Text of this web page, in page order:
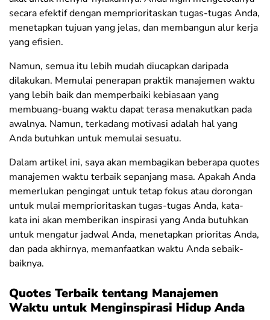
secara efektif dengan memprioritaskan tugas-tugas Anda,
menetapkan tujuan yang jelas, dan membangun alur kerja
yang efisien.
Namun, semua itu lebih mudah diucapkan daripada
dilakukan. Memulai penerapan praktik manajemen waktu
yang lebih baik dan memperbaiki kebiasaan yang
membuang-buang waktu dapat terasa menakutkan pada
awalnya. Namun, terkadang motivasi adalah hal yang
Anda butuhkan untuk memulai sesuatu.
Dalam artikel ini, saya akan membagikan beberapa quotes
manajemen waktu terbaik sepanjang masa. Apakah Anda
memerlukan pengingat untuk tetap fokus atau dorongan
untuk mulai memprioritaskan tugas-tugas Anda, kata-
kata ini akan memberikan inspirasi yang Anda butuhkan
untuk mengatur jadwal Anda, menetapkan prioritas Anda,
dan pada akhirnya, memanfaatkan waktu Anda sebaik-
baiknya.
Quotes Terbaik tentang Manajemen
Waktu untuk Menginspirasi Hidup Anda